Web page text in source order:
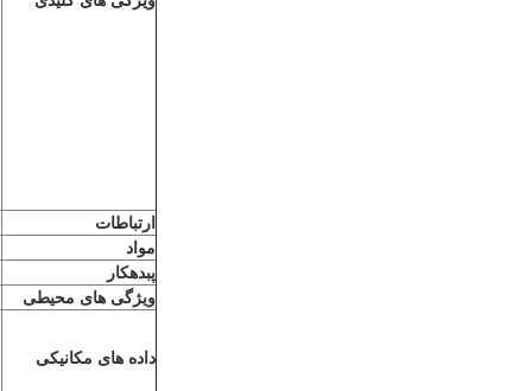
ارتباطات
مواد
پبدهکار
ویژگی های محیطی
داده های مکانیکی